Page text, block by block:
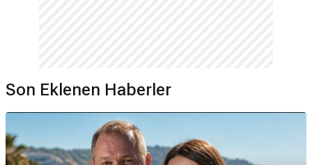
Son Eklenen Haberler